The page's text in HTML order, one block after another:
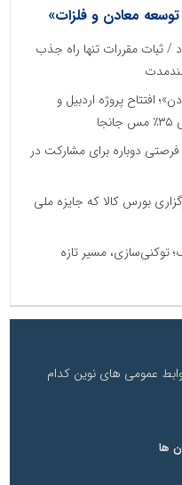
توسعه معادن و فلزات»
/ ثبات مقررات تنها راه جذب
همتی «ومعادن»؛ افتتاح پروژه اردبیل و
دوباره برای مشارکت در
بورس کالا که جایزه ملی
توکنی‌سازی، مسیر تازه
عمومی های نوین کدام
ها